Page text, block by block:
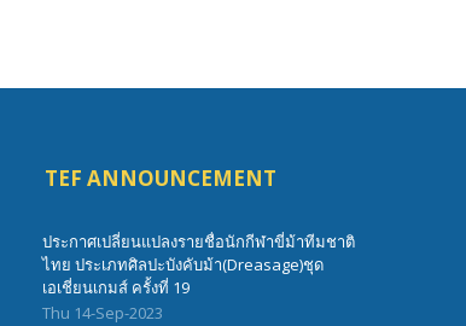
TEF ANNOUNCEMENT
ประกาศเปลี่ยนแปลงรายชื่อนักกีฬาขี่ม้าทีมชาติ
ไทย ประเภทศิลปะบังคับม้า(Dreasage)ชุด
เอเชี่ยนเกมส์ ครั้งที่ 19
Thu 14-Sep-2023